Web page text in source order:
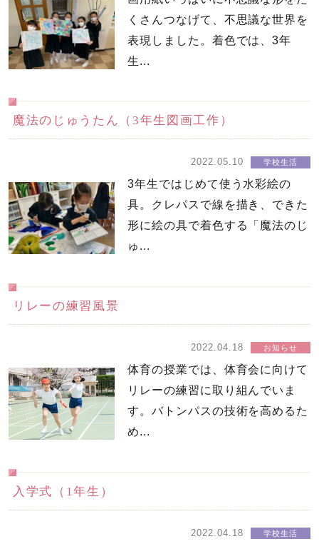
くさんつなげて、不思議な世界を
表現しました。着色では、3年
生...
魔法のじゅうたん（3年生図画工作）
2022.05.10 学校生活
3年生ではじめて使う水彩絵の
具。クレパスで線を描き、できた
形に絵の具で着色する「魔法のじ
ゅ...
リレーの練習風景
2022.04.18 お知らせ
体育の授業では、体育会に向けて
リレーの練習に取り組んでいま
す。バトンパスの技術を高めるた
め...
入学式（1年生）
2022.04.18 学校生活